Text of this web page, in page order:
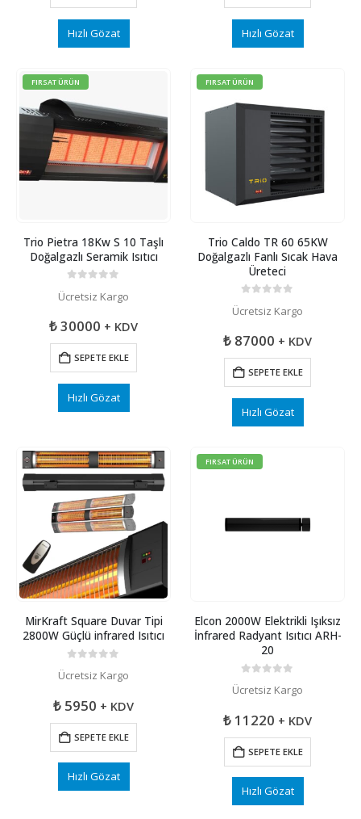
Hızlı Gözat Hızlı Gözat
FIRSAT ÜRÜN
Trio Pietra 18Kw S 10 Taşlı
Doğalgazlı Seramik Isıtıcı
Ücretsiz Kargo
₺30000 + KDV
SEPETE EKLE
Hızlı Gözat
FIRSAT ÜRÜN
Trio Caldo TR 60 65KW
Doğalgazlı Fanlı Sıcak Hava
Üreteci
Ücretsiz Kargo
₺ 87000 + KDV
SEPETE EKLE
Hızlı Gözat
MirKraft Square Duvar Tipi
2800W Güçlü infrared Isıtıcı
Ücretsiz Kargo
₺ 5950 + KDV
SEPETE EKLE
Hızlı Gözat
FIRSAT ÜRÜN
Elcon 2000W Elektrikli Işıksız
İnfrared Radyant Isıtıcı ARH-
20
Ücretsiz Kargo
₺ 11220 + KDV
SEPETE EKLE
Hızlı Gözat